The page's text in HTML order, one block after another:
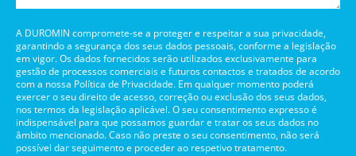
A DUROMIN compromete-se a proteger e respeitar a sua privacidade,
garantindo a segurança dos seus dados pessoais, conforme a legislação
em vigor. Os dados fornecidos serão utilizados exclusivamente para
gestão de processos comerciais e futuros contactos e tratados de acordo
com a nossa Política de Privacidade. Em qualquer momento poderá
exercer o seu direito de acesso, correção ou exclusão dos seus dados,
nos termos da legislação aplicável. O seu consentimento expresso é
indispensável para que possamos guardar e tratar os seus dados no
âmbito mencionado. Caso não preste o seu consentimento, não será
possível dar seguimento e proceder ao respetivo tratamento.